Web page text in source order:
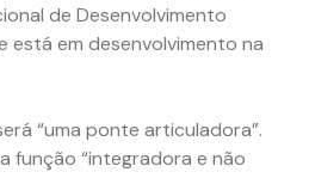
de Desenvolvimento
está em desenvolvimento na
“uma ponte articuladora”.
função “integradora e não